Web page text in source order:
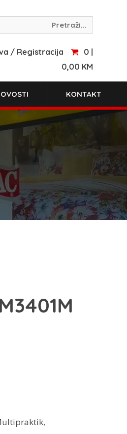
/ Registracija
0 |
0,00 KM
KONTAKT
,